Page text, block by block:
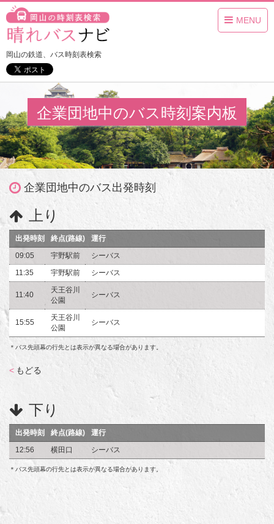
MENU
岡山の鉄道、バス時刻表検索
企業団地中のバス時刻案内板
企業団地中のバス出発時刻
上り
出発時刻 終点(路線)
運行
09:05
宇野駅前
シーバス
11:35
宇野駅前 シーバス
11:40
天王谷川
公園
シーバス
15:55
天王谷川
公園
シーバス
＊バス先頭幕の行先とは表示が異なる場合があります。
< もどる
下り
出発時刻 終点(路線)
運行
12:56
横田口 シーバス
＊バス先頭幕の行先とは表示が異なる場合があります。